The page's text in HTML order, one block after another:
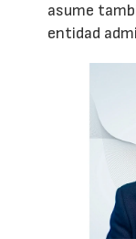
asume
entidad